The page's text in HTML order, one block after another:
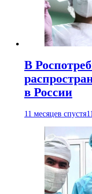
В
в России
11 месяцев спустя